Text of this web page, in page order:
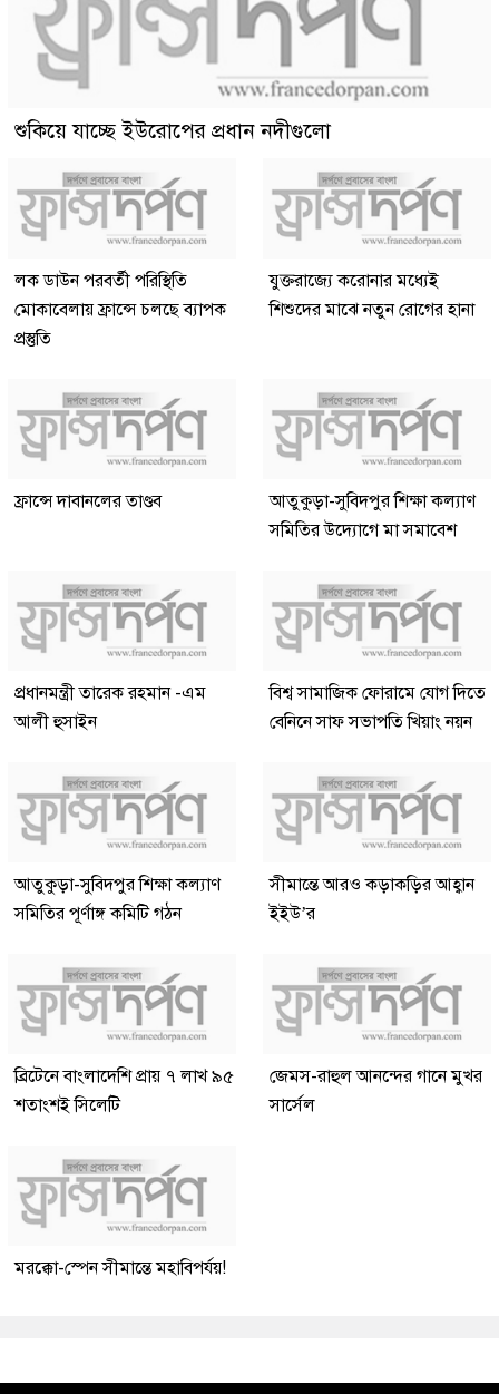
শুকিয়ে যাচ্ছে ইউরোপের প্রধান নদীগুলো
লক ডাউন পরবর্তী পরিস্থিতি
মোকাবেলায় ফ্রান্সে চলছে ব্যাপক
প্রস্তুতি
যুক্তরাজ্যে করোনার মধ্যেই
শিশুদের মাঝে নতুন রোগের হানা
ফ্রান্সে দাবানলের তাণ্ডব
আতুকুড়া-সুবিদপুর শিক্ষা কল্যাণ
সমিতির উদ্যোগে মা সমাবেশ
প্রধানমন্ত্রী তারেক রহমান -এম
আলী হুসাইন
বিশ্ব সামাজিক ফোরামে যোগ দিতে
বেনিনে সাফ সভাপতি খিয়াং নয়ন
আতুকুড়া-সুবিদপুর শিক্ষা কল্যাণ
সমিতির পূর্ণাঙ্গ কমিটি গঠন
সীমান্তে আরও কড়াকড়ির আহ্বান
ইইউ’র
ব্রিটেনে বাংলাদেশি প্রায় ৭ লাখ ৯৫
শতাংশই সিলেটি
জেমস-রাহুল আনন্দের গানে মুখর
সার্সেল
মরক্কো-স্পেন সীমান্তে মহাবিপর্যয়!